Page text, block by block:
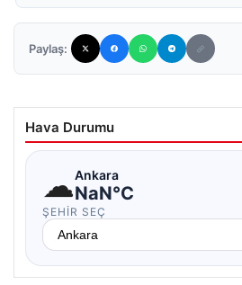
Paylaş:
Hava Durumu
☁Ankara
NaN°C
ŞEHIR SEÇ